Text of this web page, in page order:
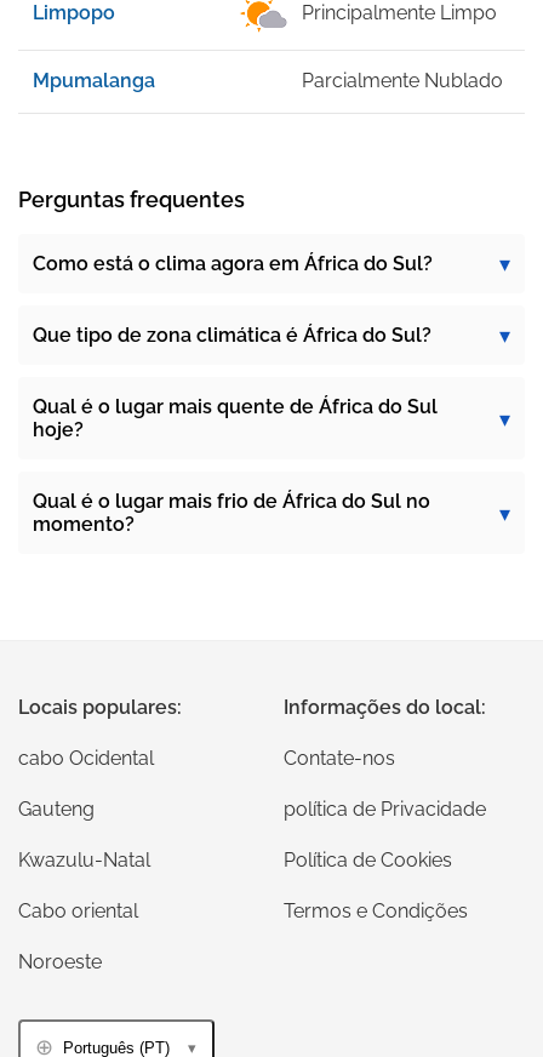
Limpopo Principalmente Limpo
Mpumalanga Parcialmente Nublado
Perguntas frequentes
Como está o clima agora em África do Sul?
Que tipo de zona climática é África do Sul?
Qual é o lugar mais quente de África do Sul
hoje?
Qual é o lugar mais frio de África do Sul no
momento?
Locais populares:
cabo Ocidental
Gauteng
Kwazulu-Natal
Cabo oriental
Noroeste
Informações do local:
Contate-nos
política de Privacidade
Política de Cookies
Termos e Condições
Português (PT)